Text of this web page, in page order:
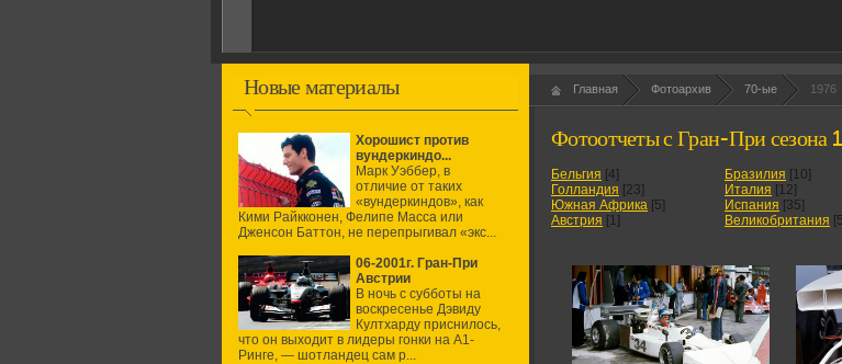
Новые материалы
Хорошист против
вундеркиндо...
Марк Уэббер, в
отличие от таких
«вундеркиндов», как
Кими Райкконен, Фелипе Масса или
Дженсон Баттон, не перепрыгивал «экс...
06-2001г. Гран-При
Австрии
В ночь с субботы на
воскресенье Дэвиду
Култхарду приснилось,
что он выходит в лидеры гонки на А1-
Ринге, — шотландец сам р...
Главная Фотоархив 70-ые 1976
Фотоотчеты с Гран-При сезона
Бельгия [4] Бразилия [10]
Голландия [23] Италия [12]
Южная Африка [5] Испания [35]
Австрия [1] Великобритания